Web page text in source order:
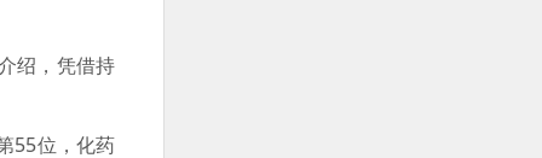
绍，凭借持
55位，化药